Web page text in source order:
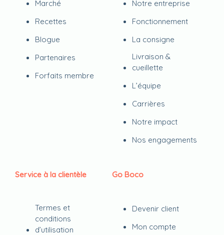
Marché
Recettes
Blogue
Partenaires
Forfaits membre
Notre entreprise
Fonctionnement
La consigne
Livraison &
cueillette
L’équipe
Carrières
Notre impact
Nos engagements
Service à la clientèle
Termes et
conditions
d’utilisation
Go Boco
Devenir client
Mon compte